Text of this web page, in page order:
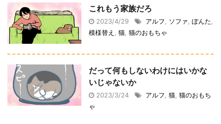
これもう家族だろ
2023/4/29 アルフ ソファ ぽんた
模様替え
猫 猫のおもちゃ
だって何もしないわけにはいかな
いじゃないか
2023/3/24 アルフ 猫 猫のおもち
ゃ